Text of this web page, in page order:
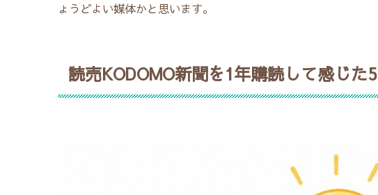
ょうどよい媒体かと思います。
読売KODOMO新聞を1年購読して感じた